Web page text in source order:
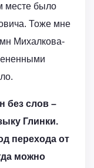
месте было
Тоже мне
Михалкова-
без слов –
Глинки.
перехода от
можно